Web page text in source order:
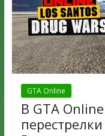
GTA Online
В GTA